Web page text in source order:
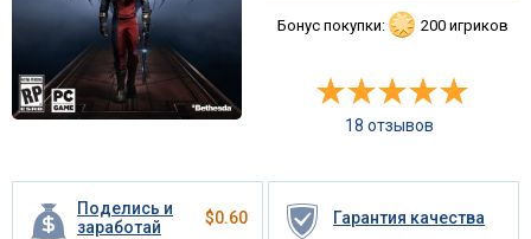
Поделись и
заработай
$0.60 Гарантия качества
Бонус покупки: 200 игриков
18 отзывов